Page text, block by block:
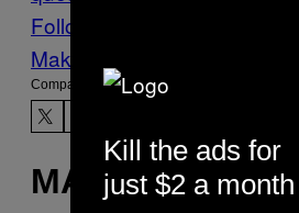
Follow Us On Discover
Make Us Preferred In Top
Compartir:
MÁS DE LO
Kill the ads for
just $2 a month